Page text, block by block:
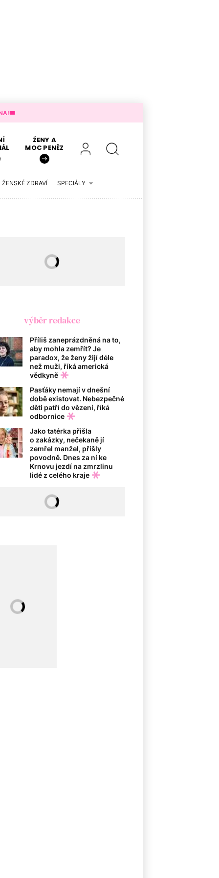
ŽENY A
MOC PENĚZ
ŽENSKÉ ZDRAVÍ SPECIÁLY
výběr redakce
Příliš zaneprázdněná na to,
aby mohla zemřít? Je
paradox, že ženy žijí déle
než muži, říká americká
vědkyně
Pasťáky nemají v dnešní
době existovat. Nebezpečné
děti patří do vězení, říká
odbornice
Jako tatérka přišla
o zakázky, nečekaně jí
zemřel manžel, přišly
povodně. Dnes za ní ke
Krnovu jezdí na zmrzlinu
lidé z celého kraje